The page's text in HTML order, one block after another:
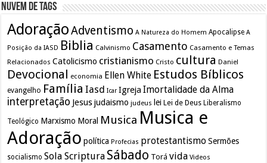
Nuvem de Tags
AdoraçãoAdventismo A Natureza do Homem Apocalipse A
Posição da IASD Biblia Calvinismo Casamento Casamento e Temas
Relacionados Catolicismo cristianismo Cristo cultura Daniel
Devocional economia Ellen White Estudos Bíblicos
evangelho Família Iasd Icar Igreja Imortalidade da Alma
interpretação Jesusjudaismo judeus lei Lei de Deus Liberalismo
Teológico Marxismo Moral Musica Musica e
Adoração política Profecias protestantismo Sermões
socialismo Sola Scriptura Sábado Torá vida Videos